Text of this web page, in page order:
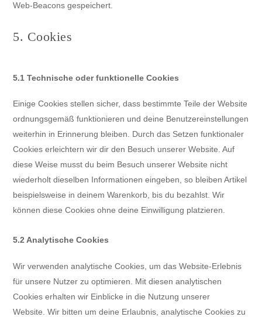
Web-Beacons gespeichert.
5. Cookies
5.1 Technische oder funktionelle Cookies
Einige Cookies stellen sicher, dass bestimmte Teile der Website
ordnungsgemäß funktionieren und deine Benutzereinstellungen
weiterhin in Erinnerung bleiben. Durch das Setzen funktionaler
Cookies erleichtern wir dir den Besuch unserer Website. Auf
diese Weise musst du beim Besuch unserer Website nicht
wiederholt dieselben Informationen eingeben, so bleiben Artikel
beispielsweise in deinem Warenkorb, bis du bezahlst. Wir
können diese Cookies ohne deine Einwilligung platzieren.
5.2 Analytische Cookies
Wir verwenden analytische Cookies, um das Website-Erlebnis
für unsere Nutzer zu optimieren. Mit diesen analytischen
Cookies erhalten wir Einblicke in die Nutzung unserer
Website. Wir bitten um deine Erlaubnis, analytische Cookies zu